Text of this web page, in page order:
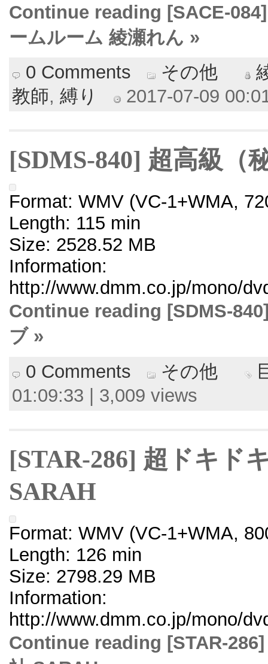
Continue reading [SACE-
ームルーム 綾瀬れん »
0 Comments
その他
教師, 縛り 2017-07-09
[SDMS-840] 超高級（
Format: WMV (VC-1+WMA,
Length: 115 min
Size: 2528.52 MB
Information:
http://www.dmm.co.jp/mono/
Continue reading [SDMS-
ブ »
0 Comments
その他
01:09:33 | 3,009 views
[STAR-286] 超ドキド
SARAH
Format: WMV (VC-1+WMA,
Length: 126 min
Size: 2798.29 MB
Information:
http://www.dmm.co.jp/mono/
Continue reading [STAR-